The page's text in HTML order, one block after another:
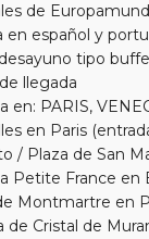
de
en español y
tipo
llegada
en: PARIS,
en Paris
/ Plaza de San
Petite France en
Montmartre en
de Cristal de